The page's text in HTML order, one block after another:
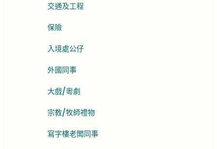
交通及工程
保險
入境處公仔
外國同事
大戲/粵劇
宗教/牧師禮物
寫字樓老闆同事